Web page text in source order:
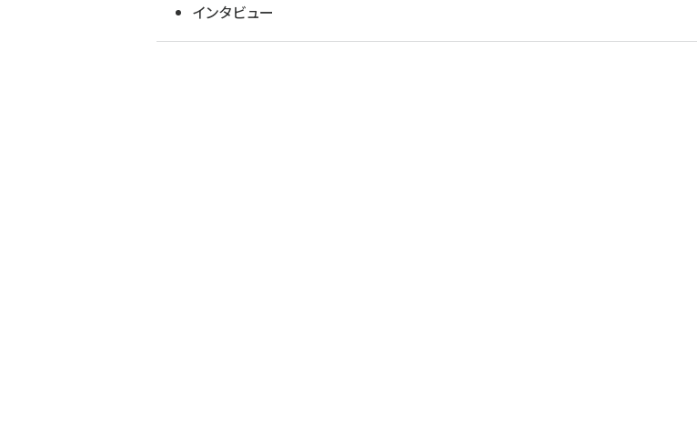
インタビュー